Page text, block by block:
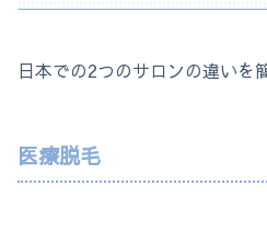
日本での2つのサロンの違いを
医療脱毛